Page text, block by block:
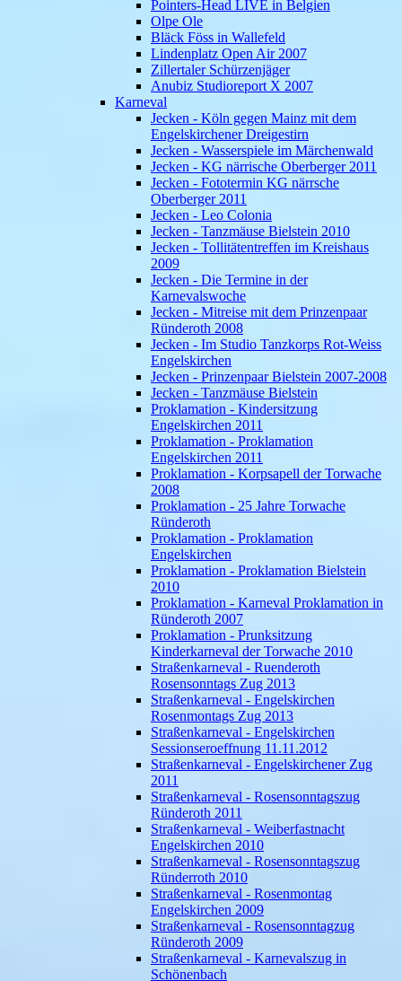
Pointers-Head LIVE in Belgien
Olpe Ole
Bläck Föss in Wallefeld
Lindenplatz Open Air 2007
Zillertaler Schürzenjäger
Anubiz Studioreport X 2007
Karneval
Jecken - Köln gegen Mainz mit dem
Engelskirchener Dreigestirn
Jecken - Wasserspiele im Märchenwald
Jecken - KG närrische Oberberger 2011
Jecken - Fototermin KG närrsche
Oberberger 2011
Jecken - Leo Colonia
Jecken - Tanzmäuse Bielstein 2010
Jecken - Tollitätentreffen im Kreishaus
2009
Jecken - Die Termine in der
Karnevalswoche
Jecken - Mitreise mit dem Prinzenpaar
Ründeroth 2008
Jecken - Im Studio Tanzkorps Rot-Weiss
Engelskirchen
Jecken - Prinzenpaar Bielstein 2007-2008
Jecken - Tanzmäuse Bielstein
Proklamation - Kindersitzung
Engelskirchen 2011
Proklamation - Proklamation
Engelskirchen 2011
Proklamation - Korpsapell der Torwache
2008
Proklamation - 25 Jahre Torwache
Ründeroth
Proklamation - Proklamation
Engelskirchen
Proklamation - Proklamation Bielstein
2010
Proklamation - Karneval Proklamation in
Ründeroth 2007
Proklamation - Prunksitzung
Kinderkarneval der Torwache 2010
Straßenkarneval - Ruenderoth
Rosensonntags Zug 2013
Straßenkarneval - Engelskirchen
Rosenmontags Zug 2013
Straßenkarneval - Engelskirchen
Sessionseroeffnung 11.11.2012
Straßenkarneval - Engelskirchener Zug
2011
Straßenkarneval - Rosensonntagszug
Ründeroth 2011
Straßenkarneval - Weiberfastnacht
Engelskirchen 2010
Straßenkarneval - Rosensonntagszug
Ründerroth 2010
Straßenkarneval - Rosenmontag
Engelskirchen 2009
Straßenkarneval - Rosensonntagzug
Ründeroth 2009
Straßenkarneval - Karnevalszug in
Schönenbach